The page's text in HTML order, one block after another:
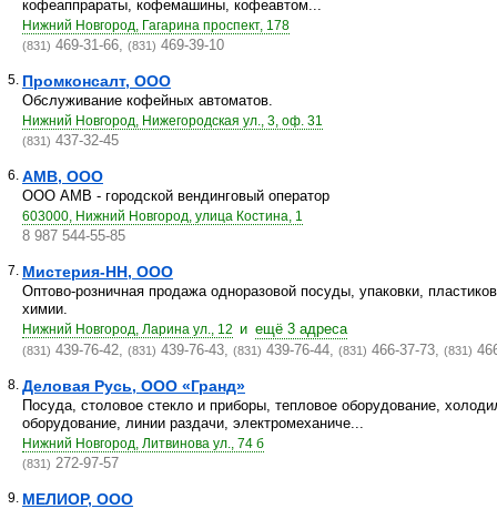
кофеаппрараты, кофемашины, кофеавтом...
Нижний Новгород, Гагарина проспект, 178
(831) 469-31-66, (831) 469-39-10
5. Промконсалт, ООО
Обслуживание кофейных автоматов.
Нижний Новгород, Нижегородская ул., 3, оф. 31
(831) 437-32-45
6. AМВ, OOO
ООО АМВ - городской вендинговый оператор
603000, Нижний Новгород, улица Костина, 1
8 987 544-55-85
7. Мистерия-НН, ООО
Оптово-розничная продажа одноразовой посуды, упаковки,
химии.
Нижний Новгород, Ларина ул., 12 и ещё 3 адреса
(831) 439-76-42, (831) 439-76-43, (831) 439-76-44, (831) 466-37-73, (831)
8. Деловая Русь, ООО «Гранд»
Посуда, столовое стекло и приборы, тепловое оборудование,
оборудование, линии раздачи, электромеханиче...
Нижний Новгород, Литвинова ул., 74 б
(831) 272-97-57
9. МЕЛИОР, ООО